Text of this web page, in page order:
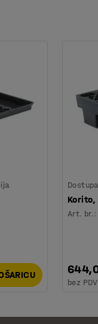
Korito,
Art. br.:
bez PDV